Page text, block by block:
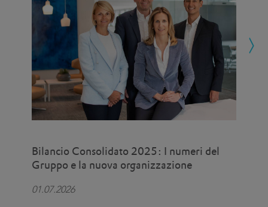
Bilancio Consolidato 2025: I numeri del
Gruppo e la nuova organizzazione
01.07.2026